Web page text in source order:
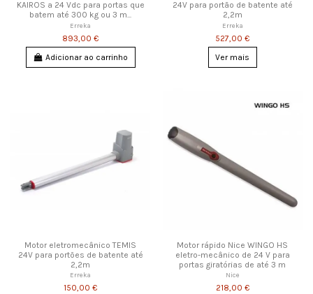
KAIROS a 24 Vdc para portas que
batem até 300 kg ou 3 m...
Erreka
893,00 €
Adicionar ao carrinho
24V para portão de batente até
2,2m
Erreka
527,00 €
Ver mais
Motor eletromecânico TEMIS
24V para portões de batente até
2,2m
Erreka
150,00 €
Motor rápido Nice WINGO HS
eletro-mecânico de 24 V para
portas giratórias de até 3 m
Nice
218,00 €